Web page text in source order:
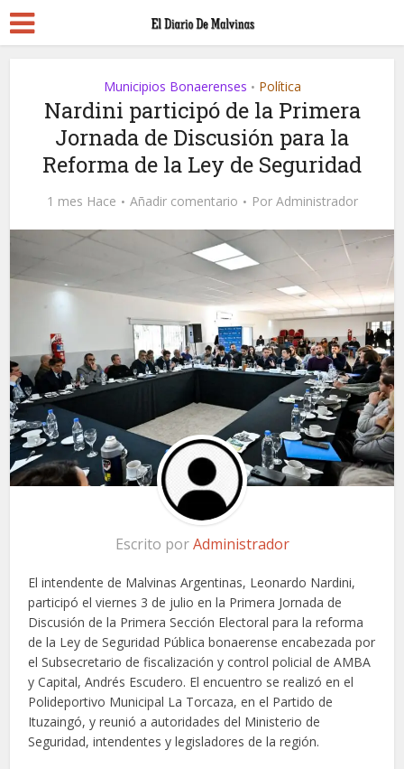
Municipios Bonaerenses • Política
Nardini participó de la Primera
Jornada de Discusión para la
Reforma de la Ley de Seguridad
1 mes Hace Añadir comentario Por Administrador
Escrito porAdministrador
El intendente de Malvinas Argentinas, Leonardo Nardini,
participó el viernes 3 de julio en la Primera Jornada de
Discusión de la Primera Sección Electoral para la reforma
de la Ley de Seguridad Pública bonaerense encabezada por
el Subsecretario de fiscalización y control policial de AMBA
y Capital, Andrés Escudero. El encuentro se realizó en el
Polideportivo Municipal La Torcaza, en el Partido de
Ituzaingó, y reunió a autoridades del Ministerio de
Seguridad, intendentes y legisladores de la región.